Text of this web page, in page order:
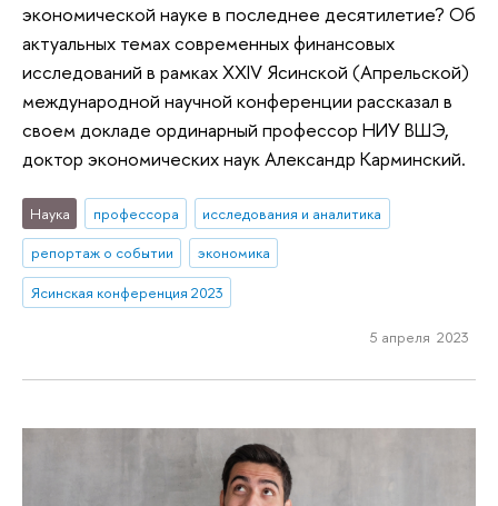
экономической науке в последнее десятилетие? Об
актуальных темах современных финансовых
исследований в рамках XXIV Ясинской (Апрельской)
международной научной конференции рассказал в
своем докладе ординарный профессор НИУ ВШЭ,
доктор экономических наук Александр Карминский.
Наука профессора
исследования и аналитика
репортаж о событии
экономика
Ясинская конференция 2023
5 апреля 2023